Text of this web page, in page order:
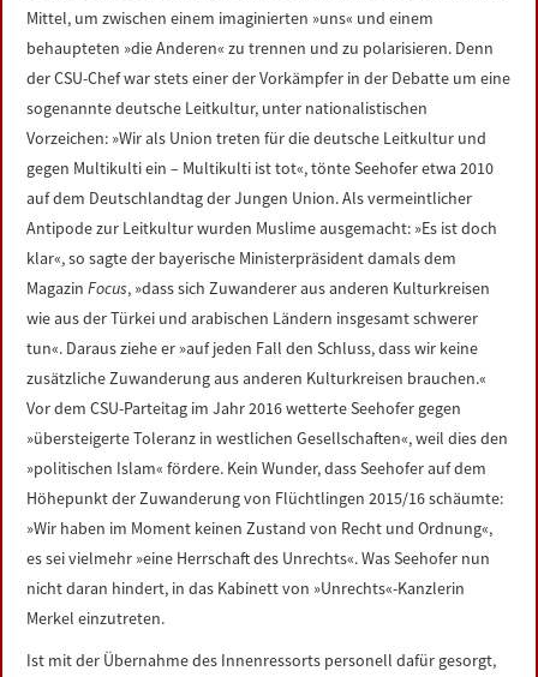
Mittel, um zwischen einem imaginierten »uns« und einem
behaupteten »die Anderen« zu trennen und zu polarisieren. Denn
der CSU-Chef war stets einer der Vorkämpfer in der Debatte um eine
sogenannte deutsche Leitkultur, unter nationalistischen
Vorzeichen: »Wir als Union treten für die deutsche Leitkultur und
gegen Multikulti ein – Multikulti ist tot«, tönte Seehofer etwa 2010
auf dem Deutschlandtag der Jungen Union. Als vermeintlicher
Antipode zur Leitkultur wurden Muslime ausgemacht: »Es ist doch
klar«, so sagte der bayerische Ministerpräsident damals dem
MagazinFocus, »dass sich Zuwanderer aus anderen Kulturkreisen
wie aus der Türkei und arabischen Ländern insgesamt schwerer
tun«. Daraus ziehe er »auf jeden Fall den Schluss, dass wir keine
zusätzliche Zuwanderung aus anderen Kulturkreisen brauchen.«
Vor dem CSU-Parteitag im Jahr 2016 wetterte Seehofer gegen
»übersteigerte Toleranz in westlichen Gesellschaften«, weil dies den
»politischen Islam« fördere. Kein Wunder, dass Seehofer auf dem
Höhepunkt der Zuwanderung von Flüchtlingen 2015/16 schäumte:
»Wir haben im Moment keinen Zustand von Recht und Ordnung«,
es sei vielmehr »eine Herrschaft des Unrechts«. Was Seehofer nun
nicht daran hindert, in das Kabinett von »Unrechts«-Kanzlerin
Merkel einzutreten.
Ist mit der Übernahme des Innenressorts personell dafür gesorgt,